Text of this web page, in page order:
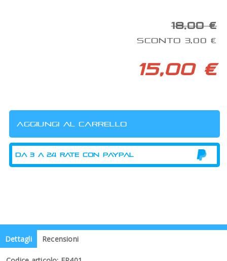
18,00 €
SCONTO 3,00 €
15,00 €
Dettagli Recensioni